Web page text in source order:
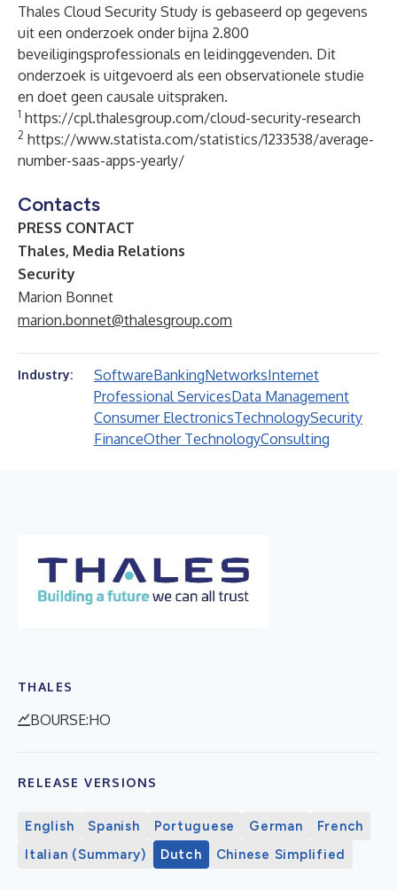
Thales Cloud Security Study is gebaseerd op gegevens
uit een onderzoek onder bijna 2.800
beveiligingsprofessionals en leidinggevenden. Dit
onderzoek is uitgevoerd als een observationele studie
en doet geen causale uitspraken.
1 https://cpl.thalesgroup.com/cloud-security-research
2 https://www.statista.com/statistics/1233538/average-
number-saas-apps-yearly/
Contacts
PRESS CONTACT
Thales, Media Relations
Security
Marion Bonnet
marion.bonnet@thalesgroup.com
Industry: SoftwareBankingNetworksInternet
Professional ServicesData Management
Consumer ElectronicsTechnologySecurity
FinanceOther TechnologyConsulting
THALES
BOURSE:HO
RELEASE VERSIONS
English Spanish Portuguese German
French
Italian (Summary)
Dutch Chinese Simplified